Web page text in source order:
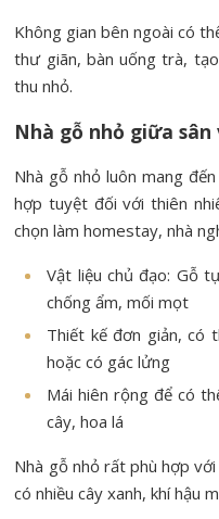
Không gian bên ngoài có
thư giãn, bàn uống trà,
thu nhỏ.
Nhà gỗ nhỏ giữa sân
Nhà gỗ nhỏ luôn mang
hợp tuyệt đối với thiên
chọn làm homestay, nhà
Vật liệu chủ đạo: Gỗ
chống ẩm, mối mọt
Thiết kế đơn giản, có
hoặc có gác lửng
Mái hiên rộng để có
cây, hoa lá
Nhà gỗ nhỏ rất phù hợp
có nhiều cây xanh, khí hậu